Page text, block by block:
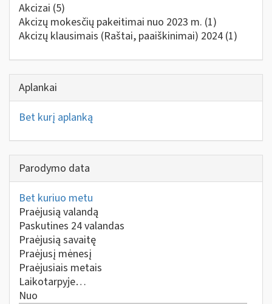
Akcizai (5)
Akcizų mokesčių pakeitimai nuo 2023 m. (1)
Akcizų klausimais (Raštai, paaiškinimai) 2024 (1)
Aplankai
Bet kurį aplanką
Parodymo data
Bet kuriuo metu
Praėjusią valandą
Paskutines 24 valandas
Praėjusią savaitę
Praėjusį mėnesį
Praėjusiais metais
Laikotarpyje…
Nuo